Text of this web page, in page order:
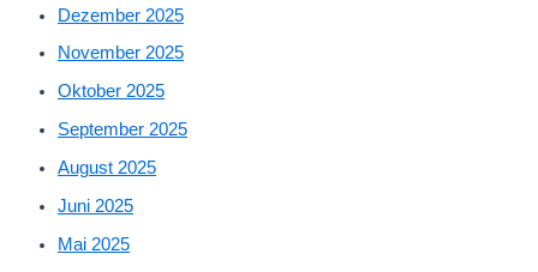
Dezember 2025
November 2025
Oktober 2025
September 2025
August 2025
Juni 2025
Mai 2025